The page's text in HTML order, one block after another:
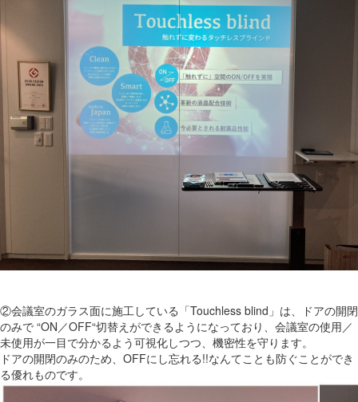
②会議室のガラス面に施工している「Touchless blind」は、ドアの開閉
のみで “ON／OFF“切替えができるようになっており、会議室の使用／
未使用が一目で分かるよう可視化しつつ、機密性を守ります。
ドアの開閉のみのため、OFFにし忘れる!!なんてことも防ぐことができ
る優れものです。